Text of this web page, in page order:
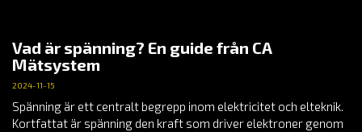
Vad är spänning? En guide från CA
Mätsystem
2024-11-15
Spänning är ett centralt begrepp inom elektricitet och elteknik.
Kortfattat är spänning den kraft som driver elektroner genom